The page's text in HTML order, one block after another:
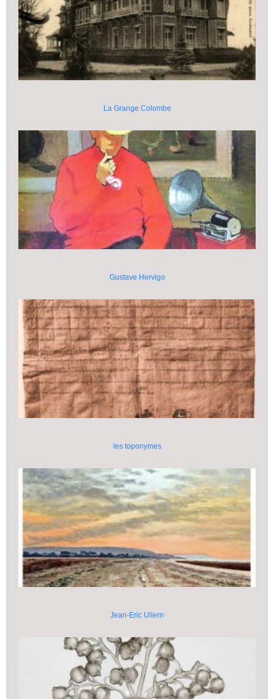
La Grange Colombe
Gustave Hervigo
les toponymes
Jean-Eric Ullern